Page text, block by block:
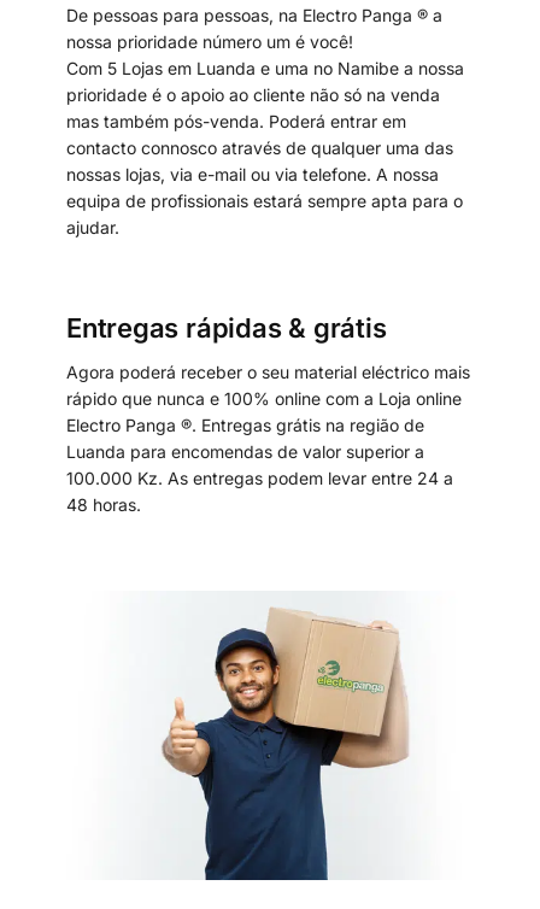
De pessoas para pessoas, na Electro Panga ® a
nossa prioridade número um é você!
Com 5 Lojas em Luanda e uma no Namibe a nossa
prioridade é o apoio ao cliente não só na venda
mas também pós-venda. Poderá entrar em
contacto connosco através de qualquer uma das
nossas lojas, via e-mail ou via telefone. A nossa
equipa de profissionais estará sempre apta para o
ajudar.
Entregas rápidas & grátis
Agora poderá receber o seu material eléctrico mais
rápido que nunca e 100% online com a Loja online
Electro Panga ®. Entregas grátis na região de
Luanda para encomendas de valor superior a
100.000 Kz. As entregas podem levar entre 24 a
48 horas.